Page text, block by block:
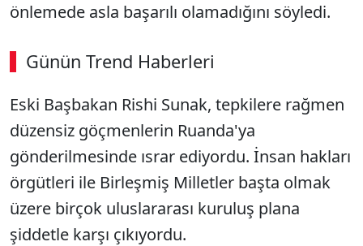
önlemede asla başarılı olamadığını söyledi.
Günün Trend Haberleri
00:02 / 08:15
Sesi Aç
Eski Başbakan Rishi Sunak, tepkilere rağmen
düzensiz göçmenlerin Ruanda'ya
gönderilmesinde ısrar ediyordu. İnsan hakları
örgütleri ile Birleşmiş Milletler başta olmak
üzere birçok uluslararası kuruluş plana
şiddetle karşı çıkıyordu.